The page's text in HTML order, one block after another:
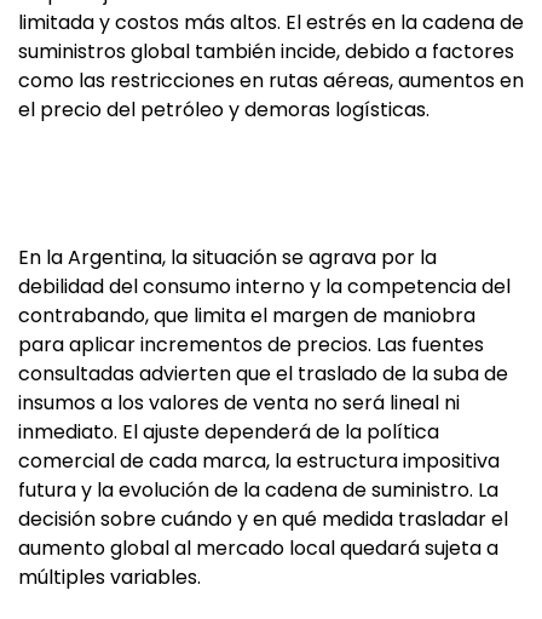
limitada y costos más altos. El estrés en la cadena de
suministros global también incide, debido a factores
como las restricciones en rutas aéreas, aumentos en
el precio del petróleo y demoras logísticas.
En la Argentina, la situación se agrava por la
debilidad del consumo interno y la competencia del
contrabando, que limita el margen de maniobra
para aplicar incrementos de precios. Las fuentes
consultadas advierten que el traslado de la suba de
insumos a los valores de venta no será lineal ni
inmediato. El ajuste dependerá de la política
comercial de cada marca, la estructura impositiva
futura y la evolución de la cadena de suministro. La
decisión sobre cuándo y en qué medida trasladar el
aumento global al mercado local quedará sujeta a
múltiples variables.